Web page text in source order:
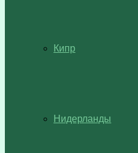
Кипр
Нидерланды